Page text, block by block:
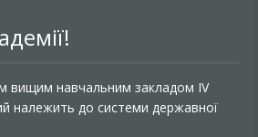
вищим навчальним закладом IV
належить до системи державної